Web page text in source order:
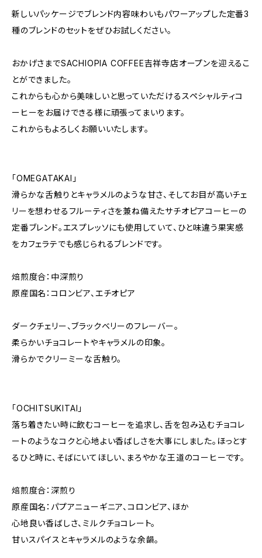
新しいパッケージでブレンド内容味わいもパワーアップした定番3
種のブレンドのセットをぜひお試しください。
おかげさまでSACHIOPIA COFFEE吉祥寺店オープンを迎えるこ
とができました。
これからも心から美味しいと思っていただけるスペシャルティコ
ーヒーをお届けできる様に頑張ってまいります。
これからもよろしくお願いいたします。
「OMEGATAKAI」
滑らかな舌触りとキャラメルのような甘さ、そしてお目が高いチェ
リーを想わせるフルーティさを兼ね備えたサチオピアコーヒーの
定番ブレンド。エスプレッソにも使用していて、ひと味違う果実感
をカフェラテでも感じられるブレンドです。
焙煎度合：中深煎り
原産国名：コロンビア、エチオピア
ダークチェリー、ブラックベリーのフレーバー。
柔らかいチョコレートやキャラメルの印象。
滑らかでクリーミーな舌触り。
「OCHITSUKITAI」
落ち着きたい時に飲むコーヒーを追求し、舌を包み込むチョコレ
ートのようなコクと心地よい香ばしさを大事にしました。ほっとす
るひと時に、そばにいてほしい、まろやかな王道のコーヒーです。
焙煎度合：深煎り
原産国名：パプアニューギニア、コロンビア、ほか
心地良い香ばしさ、ミルクチョコレート。
甘いスパイスとキャラメルのような余韻。